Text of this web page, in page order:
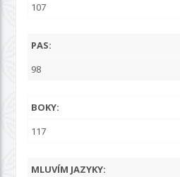
107
PAS:
98
BOKY:
117
MLUVÍM JAZYKY: